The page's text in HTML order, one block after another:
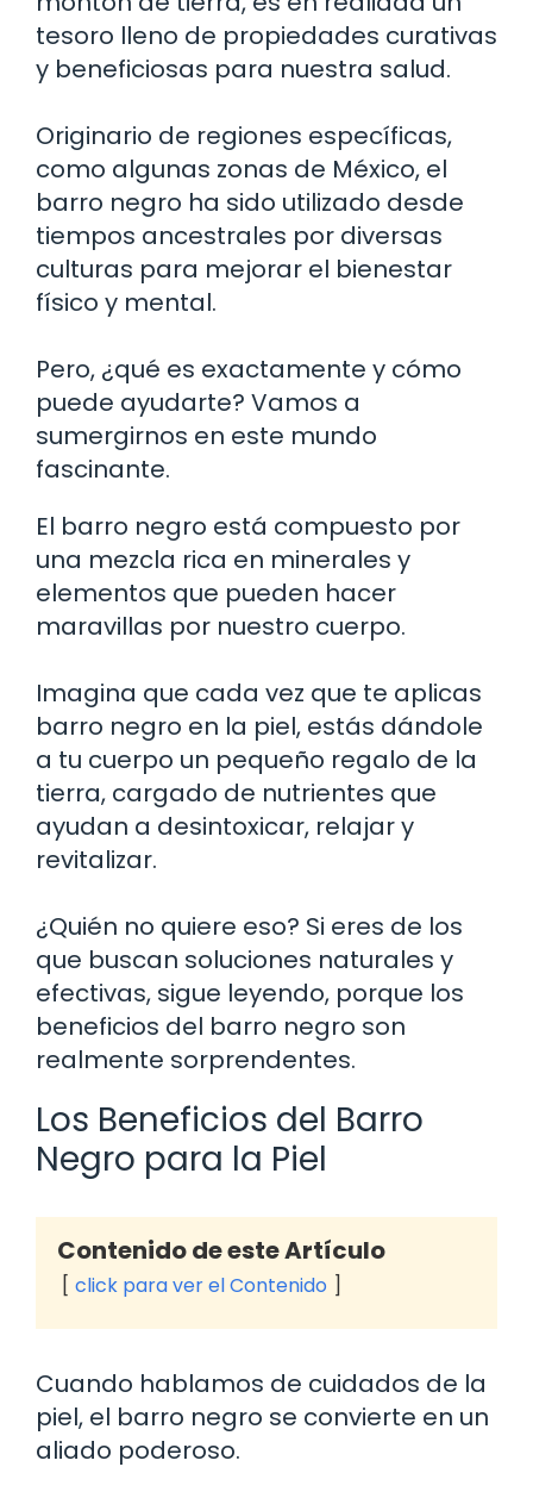
tesoro lleno de propiedades curativas
y beneficiosas para nuestra salud.
Originario de regiones específicas,
como algunas zonas de México, el
barro negro ha sido utilizado desde
tiempos ancestrales por diversas
culturas para mejorar el bienestar
físico y mental.
Pero, ¿qué es exactamente y cómo
puede ayudarte? Vamos a
sumergirnos en este mundo
fascinante.
El barro negro está compuesto por
una mezcla rica en minerales y
elementos que pueden hacer
maravillas por nuestro cuerpo.
Imagina que cada vez que te aplicas
barro negro en la piel, estás dándole
a tu cuerpo un pequeño regalo de la
tierra, cargado de nutrientes que
ayudan a desintoxicar, relajar y
revitalizar.
¿Quién no quiere eso? Si eres de los
que buscan soluciones naturales y
efectivas, sigue leyendo, porque los
beneficios del barro negro son
realmente sorprendentes.
Los Beneficios del Barro
Negro para la Piel
Contenido de este Artículo
click para ver el Contenido
Cuando hablamos de cuidados de la
piel, el barro negro se convierte en un
aliado poderoso.